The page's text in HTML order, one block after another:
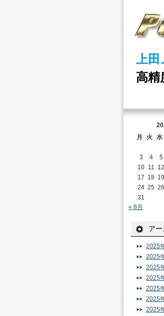
上
高精
月
火 水
3
4 5
10 11 12
17 18 19
24 25 26
31
« 8月
ア
2025
2025
2025
2025
2025
2025
2025